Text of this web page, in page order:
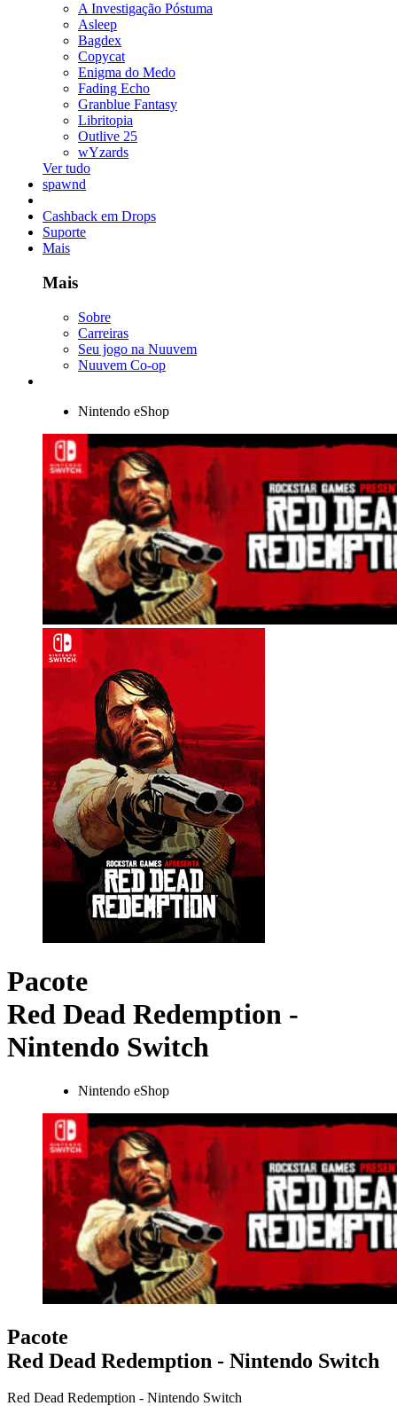
A Investigação Póstuma
Asleep
Bagdex
Copycat
Enigma do Medo
Fading Echo
Granblue Fantasy
Libritopia
Outlive 25
wYzards
Ver tudo
spawnd
Cashback em Drops
Suporte
Mais
Mais
Sobre
Carreiras
Seu jogo na Nuuvem
Nuuvem Co-op
Nintendo eShop
Pacote
Red Dead Redemption -
Nintendo Switch
Nintendo eShop
Pacote
Red Dead Redemption - Nintendo Switch
Red Dead Redemption - Nintendo Switch